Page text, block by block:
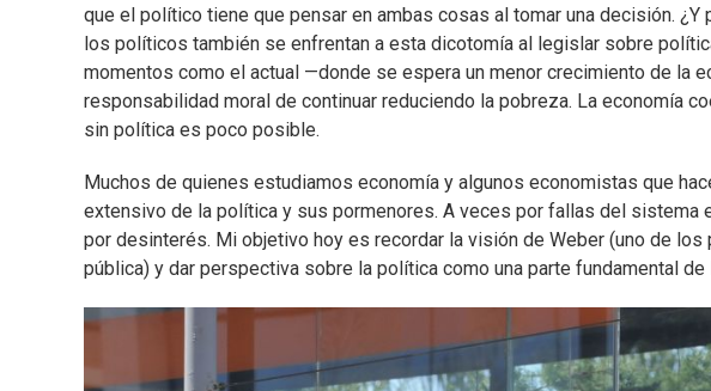
que el político tiene que pensar en ambas cosas al tomar una decisión.
los políticos también se enfrentan a esta dicotomía al legislar sobre
momentos como el actual —donde se espera un menor crecimiento de la
responsabilidad moral de continuar reduciendo la pobreza. La economía
sin política es poco posible.
Muchos de quienes estudiamos economía y algunos economistas que
extensivo de la política y sus pormenores. A veces por fallas del sistema
por desinterés. Mi objetivo hoy es recordar la visión de Weber (uno de
pública) y dar perspectiva sobre la política como una parte fundamental de